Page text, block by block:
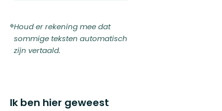
Houd er rekening mee dat
sommige teksten automatisch
zijn vertaald.
Ik ben hier geweest